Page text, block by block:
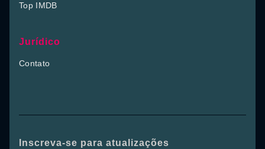
Top IMDB
Jurídico
Contato
Inscreva-se para atualizações